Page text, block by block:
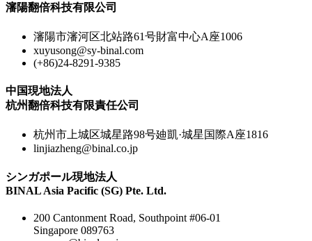
瀋陽翻倍科技有限公司
瀋陽市瀋河区北站路61号財富中心A座1006
xuyusong@sy-binal.com
(+86)24-8291-9385
中国現地法人
杭州翻倍科技有限責任公司
杭州市上城区城星路98号廸凱·城星国際A座1816
linjiazheng@binal.co.jp
シンガポール現地法人
BINAL Asia Pacific (SG) Pte. Ltd.
200 Cantonment Road, Southpoint #06-01
Singapore 089763